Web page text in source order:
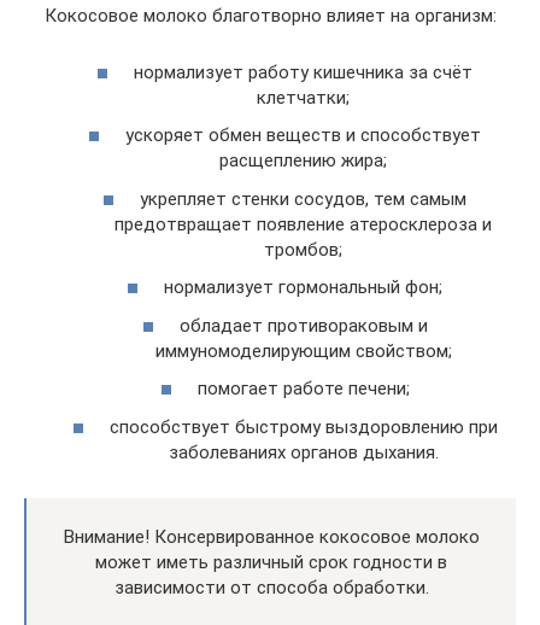
Кокосовое молоко благотворно влияет на организм:
нормализует работу кишечника за счёт
клетчатки;
ускоряет обмен веществ и способствует
расщеплению жира;
укрепляет стенки сосудов, тем самым
предотвращает появление атеросклероза и
тромбов;
нормализует гормональный фон;
обладает противораковым и
иммуномоделирующим свойством;
помогает работе печени;
способствует быстрому выздоровлению при
заболеваниях органов дыхания.
Внимание! Консервированное кокосовое молоко
может иметь различный срок годности в
зависимости от способа обработки.